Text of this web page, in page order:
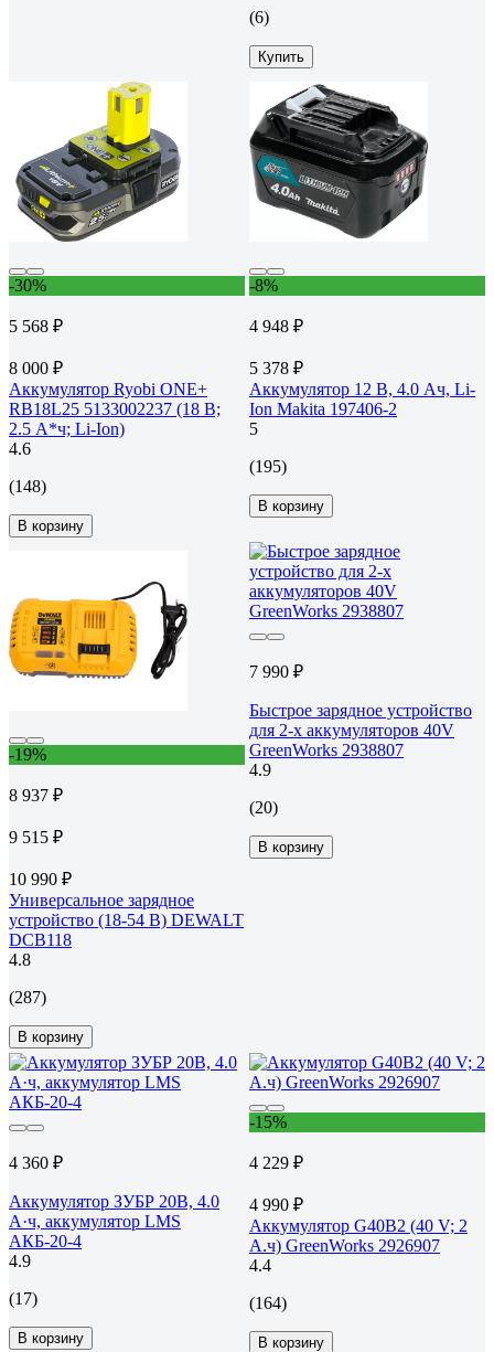
(6)
Купить
-30%
5 568 ₽
8 000 ₽
Аккумулятор Ryobi ONE+
RB18L25 5133002237 (18 В;
2.5 А*ч; Li-Ion)
4.6
(148)
В корзину
-8%
4 948 ₽
5 378 ₽
Аккумулятор 12 В, 4.0 Ач, Li-
Ion Makita 197406-2
5
(195)
В корзину
-19%
8 937 ₽
9 515 ₽
10 990 ₽
Универсальное зарядное
устройство (18-54 В) DEWALT
DCB118
4.8
(287)
В корзину
7 990 ₽
Быстрое зарядное устройство
для 2-х аккумуляторов 40V
GreenWorks 2938807
4.9
(20)
В корзину
4 360 ₽
Аккумулятор ЗУБР 20В, 4.0
А·ч, аккумулятор LMS
АКБ-20-4
4.9
(17)
В корзину
-15%
4 229 ₽
4 990 ₽
Аккумулятор G40B2 (40 V; 2
А.ч) GreenWorks 2926907
4.4
(164)
В корзину